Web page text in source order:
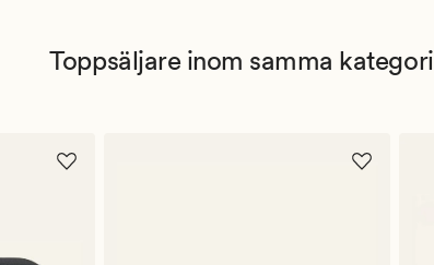
Toppsäljare inom samma kategori